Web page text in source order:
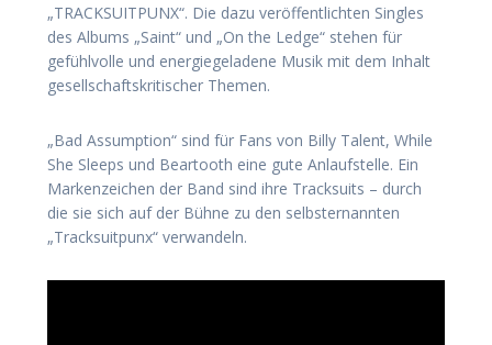
„TRACKSUITPUNX“. Die dazu veröffentlichten Singles
des Albums „Saint“ und „On the Ledge“ stehen für
gefühlvolle und energiegeladene Musik mit dem Inhalt
gesellschaftskritischer Themen.
„Bad Assumption“ sind für Fans von Billy Talent, While
She Sleeps und Beartooth eine gute Anlaufstelle. Ein
Markenzeichen der Band sind ihre Tracksuits – durch
die sie sich auf der Bühne zu den selbsternannten
„Tracksuitpunx“ verwandeln.